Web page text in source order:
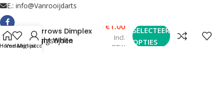
E.: info@Vanrooijdarts
Bekijk Openingstijden
Harrows Dimplex
Flight White
€ 1.00
Incl.
BTW
SELECTEER
OPTIES
Verlanglijst
Mijn account